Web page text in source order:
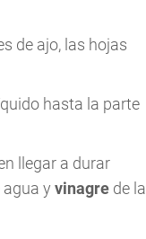
de ajo, las hojas
hasta la parte
llegar a durar
y vinagre de la